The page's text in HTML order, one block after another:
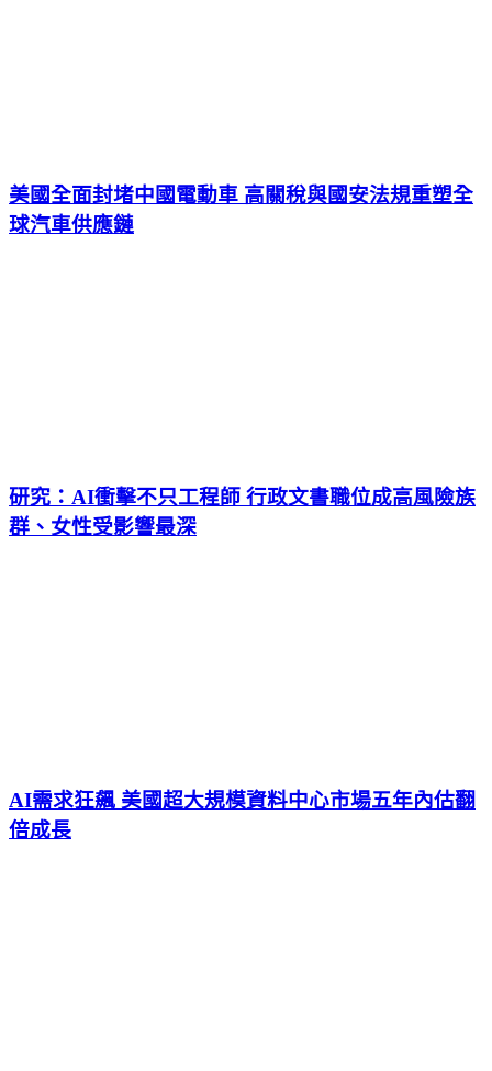
美國全面封堵中國電動車 高關稅與國安法規重塑全
球汽車供應鏈
研究：AI衝擊不只工程師 行政文書職位成高風險族
群、女性受影響最深
AI需求狂飆 美國超大規模資料中心市場五年內估翻
倍成長